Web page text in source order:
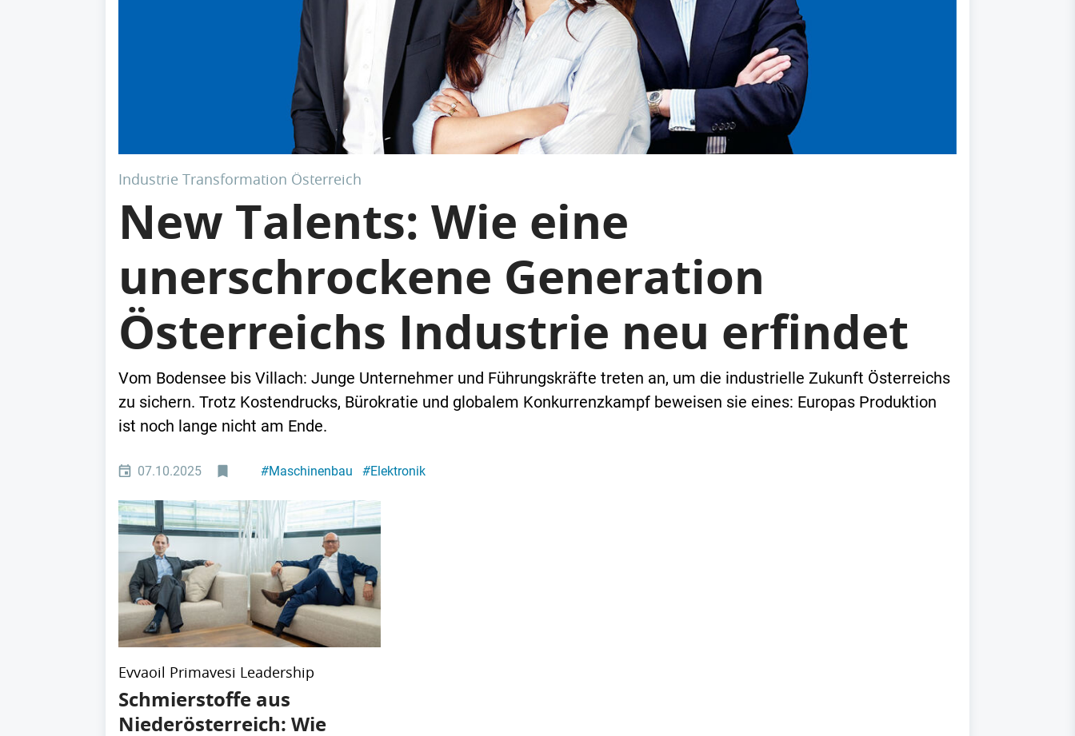
Industrie Transformation Österreich
New Talents: Wie eine
unerschrockene Generation
Österreichs Industrie neu erfindet
Vom Bodensee bis Villach: Junge Unternehmer und Führungskräfte treten an, um die industrielle Zukunft Österreichs
zu sichern. Trotz Kostendrucks, Bürokratie und globalem Konkurrenzkampf beweisen sie eines: Europas Produktion
ist noch lange nicht am Ende.
07.10.2025 #Maschinenbau #Elektronik
Evvaoil Primavesi Leadership
Schmierstoffe aus
Niederösterreich: Wie